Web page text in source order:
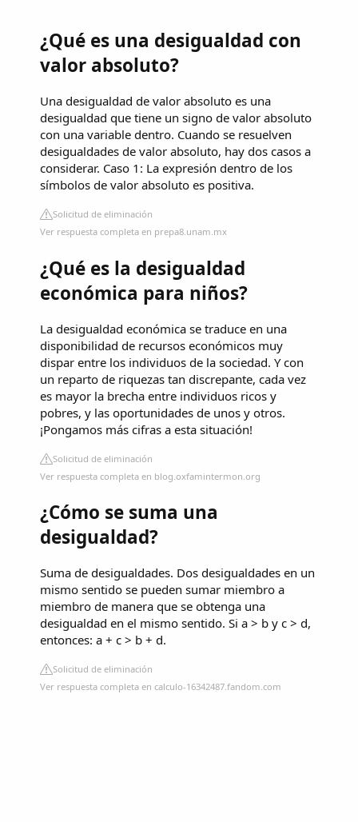
¿Qué es una desigualdad con
valor absoluto?
Una desigualdad de valor absoluto es una
desigualdad que tiene un signo de valor absoluto
con una variable dentro. Cuando se resuelven
desigualdades de valor absoluto, hay dos casos a
considerar. Caso 1: La expresión dentro de los
símbolos de valor absoluto es positiva.
Solicitud de eliminación
Ver respuesta completa en prepa8.unam.mx
¿Qué es la desigualdad
económica para niños?
La desigualdad económica se traduce en una
disponibilidad de recursos económicos muy
dispar entre los individuos de la sociedad. Y con
un reparto de riquezas tan discrepante, cada vez
es mayor la brecha entre individuos ricos y
pobres, y las oportunidades de unos y otros.
¡Pongamos más cifras a esta situación!
Solicitud de eliminación
Ver respuesta completa en blog.oxfamintermon.org
¿Cómo se suma una
desigualdad?
Suma de desigualdades. Dos desigualdades en un
mismo sentido se pueden sumar miembro a
miembro de manera que se obtenga una
desigualdad en el mismo sentido. Si a > b y c > d,
entonces: a + c > b + d.
Solicitud de eliminación
Ver respuesta completa en calculo-16342487.fandom.com